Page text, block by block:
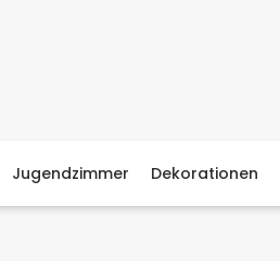
Jugendzimmer Dekorationen